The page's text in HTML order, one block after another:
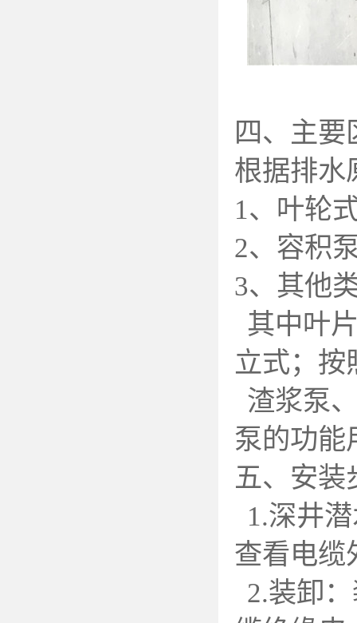
四、主要
根据排水
1、叶轮
2、容积
3、其他
其中叶
立式；按
渣浆泵
泵的功能
五、安装
1.深井
查看电缆
2.装卸